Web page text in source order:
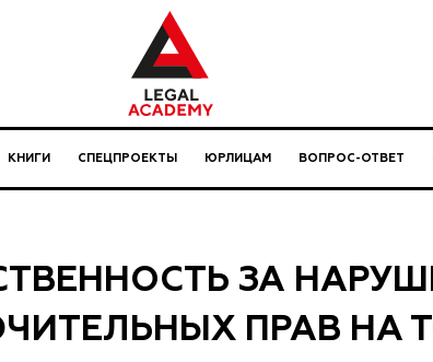
КНИГИ СПЕЦПРОЕКТЫ ЮРЛИЦАМ ВОПРОС-ОТВЕТ
ЗА
ПРАВ НА